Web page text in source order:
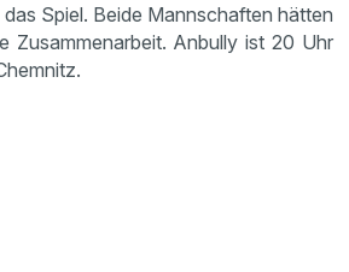
Spiel. Beide Mannschaften hätten
Zusammenarbeit. Anbully ist 20 Uhr